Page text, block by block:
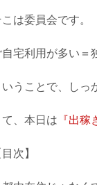
こは委員会です。
自宅利用が多い＝
いうことで、しっ
て、本日は 『出稼
目次】